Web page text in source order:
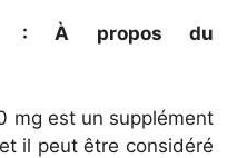
: À propos du
mg est un supplément
il peut être considéré